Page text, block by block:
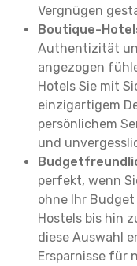
Vergnügen
Boutique-
Authentizität
angezogen
Hotels Sie mit
einzigartigem
persönlichem
und
perfekt, wenn
ohne Ihr
Hostels bis hin
diese Auswahl
Ersparnisse für